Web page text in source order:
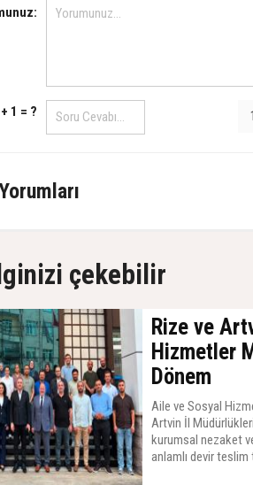
1 = ?
çekebilir
Rize ve
Hizmetler
Dönem
Aile ve Sosyal
Artvin İl
kurumsal nezaket
anlamlı devir